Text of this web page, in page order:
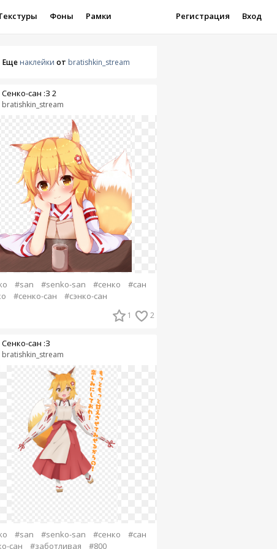
Фоны Рамки Регистрация Вход
Еще наклейки от bratishkin_stream
bratishkin_stream
Сенко-сан :З 2
#san #senko-san #сенко
#сан
#сенко-сан #сэнко-сан
1 2
bratishkin_stream
Сенко-сан :З
#san #senko-san #сенко
#сан
сан
#заботливая #800